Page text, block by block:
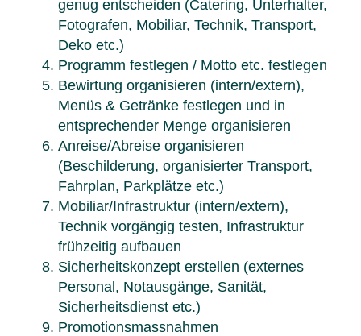
genug entscheiden (Catering, Unterhalter,
Fotografen, Mobiliar, Technik, Transport,
Deko etc.)
Programm festlegen / Motto etc. festlegen
Bewirtung organisieren (intern/extern),
Menüs & Getränke festlegen und in
entsprechender Menge organisieren
Anreise/Abreise organisieren
(Beschilderung, organisierter Transport,
Fahrplan, Parkplätze etc.)
Mobiliar/Infrastruktur (intern/extern),
Technik vorgängig testen, Infrastruktur
frühzeitig aufbauen
Sicherheitskonzept erstellen (externes
Personal, Notausgänge, Sanität,
Sicherheitsdienst etc.)
Promotionsmassnahmen